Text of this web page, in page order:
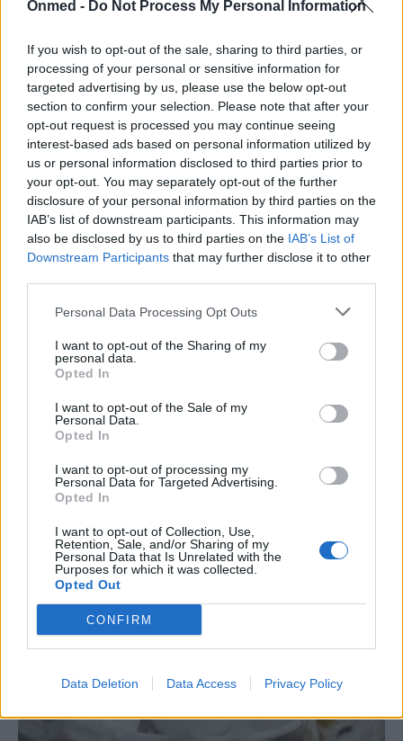
Onmed - Do Not Process My Personal Information
If you wish to opt-out of the sale, sharing to third parties, or
processing of your personal or sensitive information for
targeted advertising by us, please use the below opt-out
section to confirm your selection. Please note that after your
opt-out request is processed you may continue seeing
interest-based ads based on personal information utilized by
us or personal information disclosed to third parties prior to
your opt-out. You may separately opt-out of the further
disclosure of your personal information by third parties on the
IAB’s list of downstream participants. This information may
also be disclosed by us to third parties on the IAB’s List of
Downstream Participants that may further disclose it to other
Personal Data Processing Opt Outs
I want to opt-out of the Sharing of my
personal data.
Opted In
I want to opt-out of the Sale of my
Personal Data.
Opted In
I want to opt-out of processing my
Personal Data for Targeted Advertising.
Opted In
I want to opt-out of Collection, Use,
Retention, Sale, and/or Sharing of my
Personal Data that Is Unrelated with the
Purposes for which it was collected.
Opted Out
CONFIRM
Data Deletion Data Access Privacy Policy
Ο ελληνικός καφές είναι δημοφιλής για το πλούσιο
άρωμα και την χαρακτηριστική γεύση του με
πολλαπλές ευεργετικές ιδιότητες για την…
ελληνικού και στιγμιαίου καφέ
οποίο παράγεται από τους καβουρδισμένους και
αλεσμένους κόκκους του καφεόδεντρου.